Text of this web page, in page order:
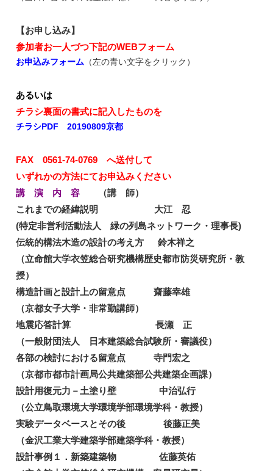
【お申し込み】
参加者お一人づつ下記のWEBフォーム
お申込みフォーム （左の青い文字をクリック）
あるいは
チラシ裏面の書式に記入したものを
チラシPDF 20190809京都
FAX 0561-74-0769 へ送付して
いずれかの方法にてお申込みください
講 演 内 容 （講 師）
これまでの経緯説明 大江 忍
(特定非営利活動法人 緑の列島ネットワーク・理事長)
伝統的構法木造の設計の考え方 鈴木祥之
（立命館大学衣笠総合研究機構歴史都市防災研究所・教
授）
構造計画と設計上の留意点 齋藤幸雄
（京都女子大学・非常勤講師）
地震応答計算 長瀬 正
（一般財団法人 日本建築総合試験所・審議役）
各部の検討における留意点 寺門宏之
（京都市都市計画局公共建築部公共建築企画課）
設計用復元力－土塗り壁 中治弘行
（公立鳥取環境大学環境学部環境学科・教授）
実験データベースとその後 後藤正美
（金沢工業大学建築学部建築学科・教授）
設計事例１．新築建築物 佐藤英佑